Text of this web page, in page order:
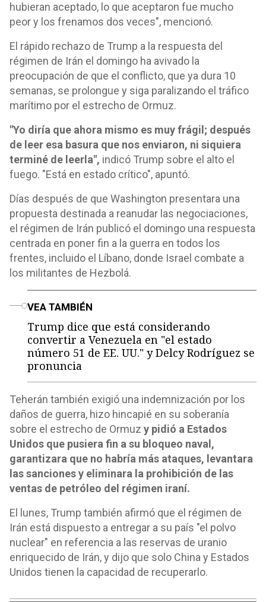
hubieran aceptado, lo que aceptaron fue mucho
peor y los frenamos dos veces", mencionó.
El rápido rechazo de Trump a la respuesta del
régimen de Irán el domingo ha avivado la
preocupación de que el conflicto, que ya dura 10
semanas, se prolongue y siga paralizando el tráfico
marítimo por el estrecho de Ormuz.
"Yo diría que ahora mismo es muy frágil; después
de leer esa basura que nos enviaron, ni siquiera
terminé de leerla", indicó Trump sobre el alto el
fuego. "Está en estado crítico", apuntó.
Días después de que Washington presentara una
propuesta destinada a reanudar las negociaciones,
el régimen de Irán publicó el domingo una respuesta
centrada en poner fin a la guerra en todos los
frentes, incluido el Líbano, donde Israel combate a
los militantes de Hezbolá.
VEA TAMBIÉN
Trump dice que está considerando
convertir a Venezuela en "el estado
número 51 de EE. UU." y Delcy Rodríguez se
pronuncia
Teherán también exigió una indemnización por los
daños de guerra, hizo hincapié en su soberanía
sobre el estrecho de Ormuz y pidió a Estados
Unidos que pusiera fin a su bloqueo naval,
garantizara que no habría más ataques, levantara
las sanciones y eliminara la prohibición de las
ventas de petróleo del régimen iraní.
El lunes, Trump también afirmó que el régimen de
Irán está dispuesto a entregar a su país "el polvo
nuclear" en referencia a las reservas de uranio
enriquecido de Irán, y dijo que solo China y Estados
Unidos tienen la capacidad de recuperarlo.